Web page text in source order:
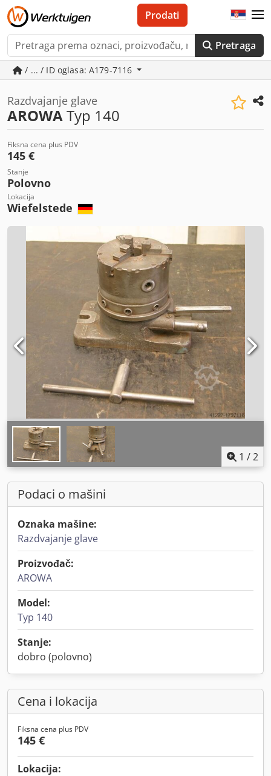
Pretraga
Prodati
/ ... / ID oglasa: A179-7116
Razdvajanje glave
AROWATyp 140
Fiksna cena plus PDV
145 €
Stanje
Polovno
Lokacija
Wiefelstede
1 /2
Podaci o mašini
Oznaka mašine:
Razdvajanje glave
Proizvođač:
AROWA
Model:
Typ 140
Stanje:
dobro (polovno)
Cena i lokacija
Fiksna cena plus PDV
145 €
Lokacija: